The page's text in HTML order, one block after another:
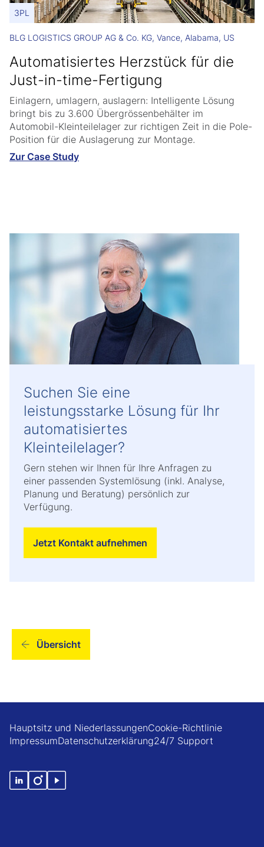
3PL
BLG LOGISTICS GROUP AG & Co. KG, Vance, Alabama, US
Automatisiertes Herzstück für die
Just-in-time-Fertigung
Einlagern, umlagern, auslagern: Intelligente Lösung
bringt bis zu 3.600 Übergrössenbehälter im
Automobil-Kleinteilelager zur richtigen Zeit in die Pole-
Position für die Auslagerung zur Montage.
Zur Case Study
Suchen Sie eine
leistungsstarke Lösung für Ihr
automatisiertes
Kleinteilelager?
Gern stehen wir Ihnen für Ihre Anfragen zu
einer passenden Systemlösung (inkl. Analyse,
Planung und Beratung) persönlich zur
Verfügung.
Jetzt Kontakt aufnehmen
Übersicht
Hauptsitz und NiederlassungenCookie-Richtlinie
ImpressumDatenschutzerklärung24/7 Support